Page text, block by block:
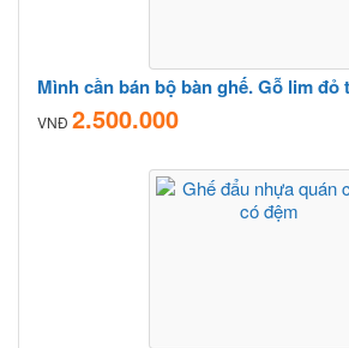
Mình cần bán bộ bàn ghế. Gỗ lim
VNĐ 2.500.000